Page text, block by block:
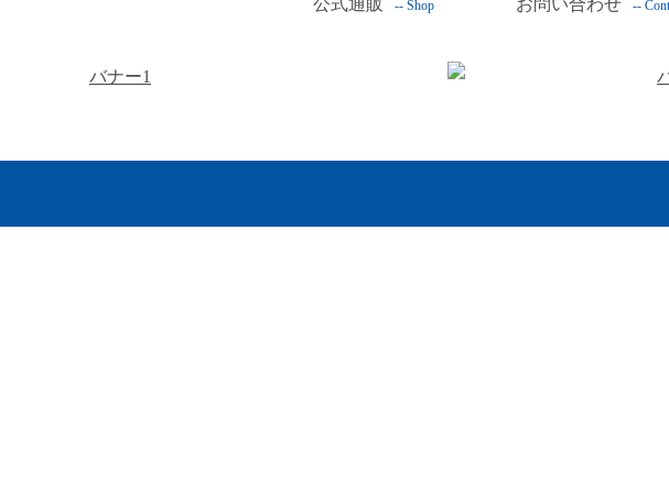
公式通販 -- Shop お問い合わせ --